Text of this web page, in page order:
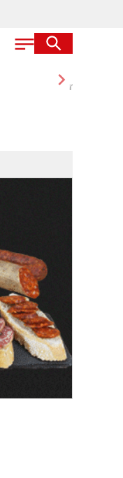
chevron_right